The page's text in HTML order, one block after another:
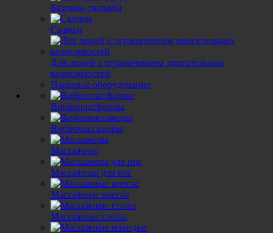
Базовые снаряды
Скамьи
Для людей с ограничением двигательных
возможностей
Парковое оборудование
Виброплатформы
Вибромассажеры
Массажеры
Массажеры для ног
Массажные кресла
Массажные столы
Кардиотренажеры
Беговые дорожки
Велотренажеры
Эллиптические тренажеры
Гребные тренажеры
Инверсионные столы
Детские тренажеры
Силовые тренажеры
Грузоблочные
Турники и брусья
Гиперэкстензия
Скамьи для жима
Скамьи для пресса